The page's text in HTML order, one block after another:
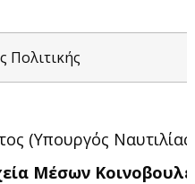
Πολιτικής
(Υπουργός
Μέσων